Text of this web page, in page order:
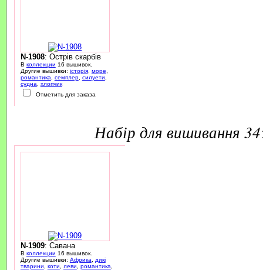
N-1908: Острів скарбів
В коллекции 16 вышивок.
Другие вышивки: історія, море,
романтика, семплер, силуети,
судна, хлопчик
Отметить для заказа
набір для вишивання
N-1909: Савана
В коллекции 16 вышивок.
Другие вышивки: Африка
дикі
тварини
коти леви романтика